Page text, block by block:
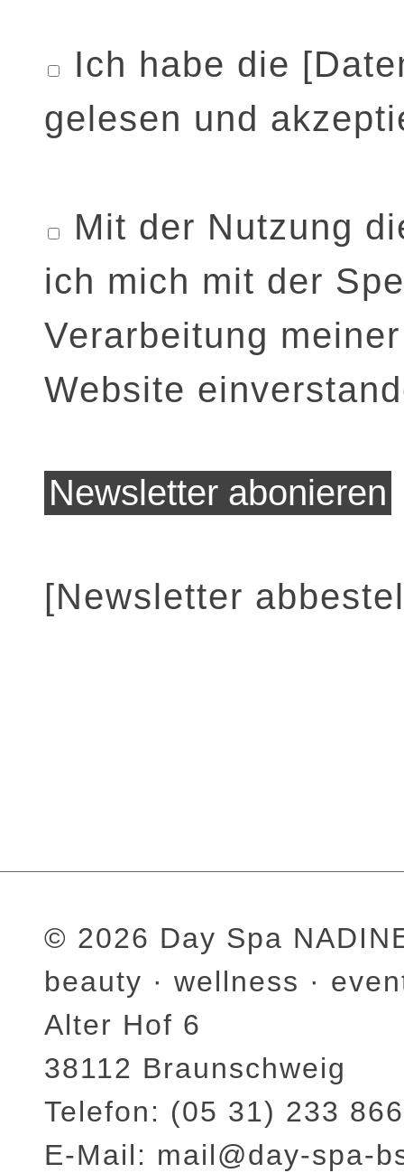
Ich habe die
gelesen und
Mit der Nutzung
ich mich mit der
Verarbeitung
Website
[Newsletter
© 2026 Day Spa
beauty · wellness ·
Alter Hof 6
38112 Braunschweig
Telefon: (05 31) 233
E-Mail: mail@day-spa-